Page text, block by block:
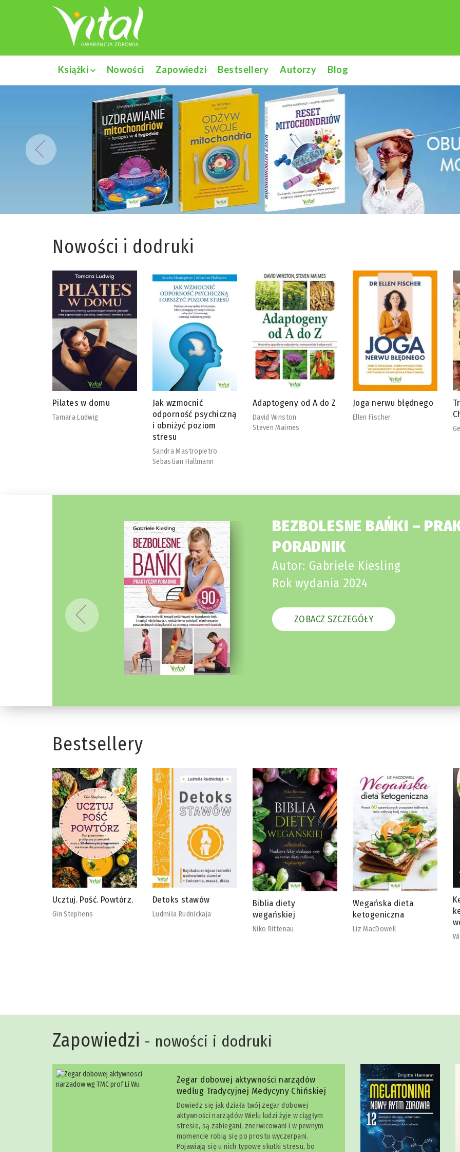
Książki Nowości Zapowiedzi Bestsellery Autorzy Blog
Nowości i dodruki
Jak wzmocnić
odporność psychiczną
Adaptogeny od A do Z
David Winston
Steven Maimes
Joga nerwu błędnego
Ellen Fischer
Tradycyjna Medycyna
Chińska
BEZBOLESNE BAŃKI –
PORADNIK
Autor: Gabriele Kiesling
Rok wydania 2024
ZOBACZ SZCZEGÓŁY
Bestsellery
Detoks stawów
Ludmiła Rudnickaja
Biblia diety
wegańskiej
Wegańska dieta
ketogeniczna
Liz MacDowell
Ketotarianin – dieta
ketogeniczna dla
wegetarian
Zapowiedzi - nowości i dodruki
Zegar dobowej aktywności narządów
według Tradycyjnej Medycyny Chińskiej
Dowiedz się jak działa twój zegar dobowej
aktywności narządów Wielu ludzi żyje w ciągłym
stresie, są zabiegani, znerwicowani i w pewnym
momencie robią się po prostu wyczerpani.
Pojawiają się u nich typowe skutki stresu, bo